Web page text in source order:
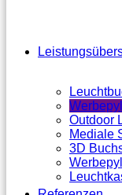
Outdoor
Mediale
3D